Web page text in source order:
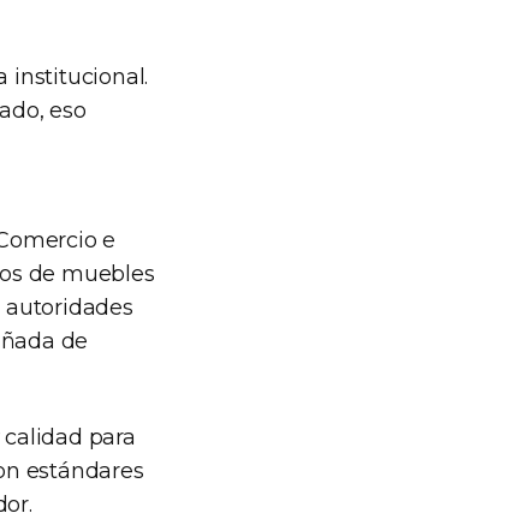
institucional.
eso
e
de muebles
autoridades
de
para
estándares